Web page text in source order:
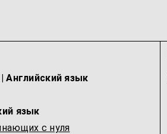
Английский язык
язык
с нуля